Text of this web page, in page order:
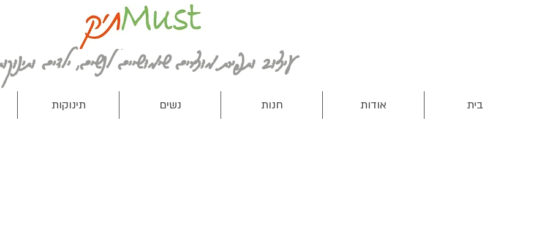
עיצוב ותפירת מוצרים שימושיים לנשים, ילדים ותינוקות
בית אודות חנות נשים תינוקות